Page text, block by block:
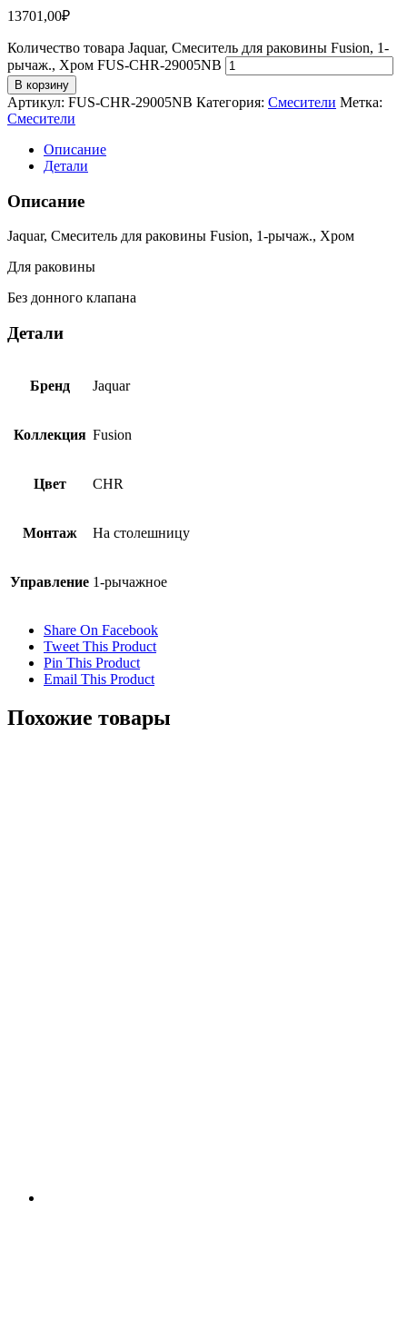
13701,00₽
Количество товара Jaquar, Смеситель для раковины Fusion, 1-
рычаж., Хром FUS-CHR-29005NB
В корзину
Артикул: FUS-CHR-29005NB Категория: Смесители Метка:
Смесители
Описание
Детали
Описание
Jaquar, Смеситель для раковины Fusion, 1-рычаж., Хром
Для раковины
Без донного клапана
Детали
Бренд Jaquar
Коллекция Fusion
Цвет CHR
Монтаж На столешницу
Управление 1-рычажное
Share On Facebook
Tweet This Product
Pin This Product
Email This Product
Похожие товары